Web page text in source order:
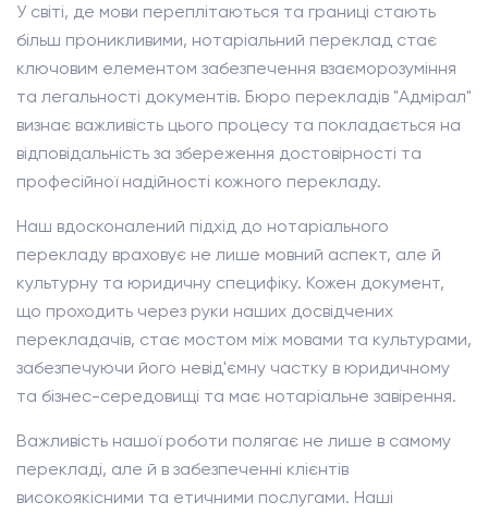
У світі, де мови переплітаються та границі стають
більш проникливими, нотаріальний переклад стає
ключовим елементом забезпечення взаєморозуміння
та легальності документів. Бюро перекладів "Адмірал"
визнає важливість цього процесу та покладається на
відповідальність за збереження достовірності та
професійної надійності кожного перекладу.
Наш вдосконалений підхід до нотаріального
перекладу враховує не лише мовний аспект, але й
культурну та юридичну специфіку. Кожен документ,
що проходить через руки наших досвідчених
перекладачів, стає мостом між мовами та культурами,
забезпечуючи його невід'ємну частку в юридичному
та бізнес-середовищі та має нотаріальне завірення.
Важливість нашої роботи полягає не лише в самому
перекладі, але й в забезпеченні клієнтів
високоякісними та етичними послугами. Наші